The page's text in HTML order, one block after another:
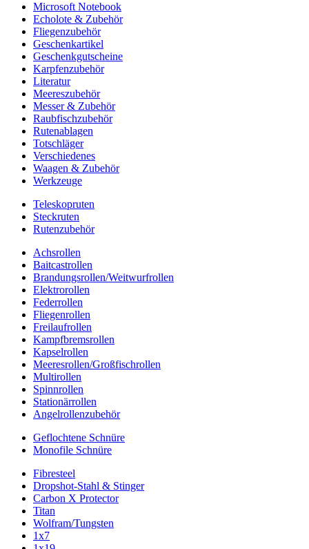
Microsoft Notebook
Echolote & Zubehör
Fliegenzubehör
Geschenkartikel
Geschenkgutscheine
Karpfenzubehör
Literatur
Meereszubehör
Messer & Zubehör
Raubfischzubehör
Rutenablagen
Totschläger
Verschiedenes
Waagen & Zubehör
Werkzeuge
Teleskopruten
Steckruten
Rutenzubehör
Achsrollen
Baitcastrollen
Brandungsrollen/Weitwurfrollen
Elektrorollen
Federrollen
Fliegenrollen
Freilaufrollen
Kampfbremsrollen
Kapselrollen
Meeresrollen/Großfischrollen
Multirollen
Spinnrollen
Stationärrollen
Angelrollenzubehör
Geflochtene Schnüre
Monofile Schnüre
Fibresteel
Dropshot-Stahl & Stinger
Carbon X Protector
Titan
Wolfram/Tungsten
1x7